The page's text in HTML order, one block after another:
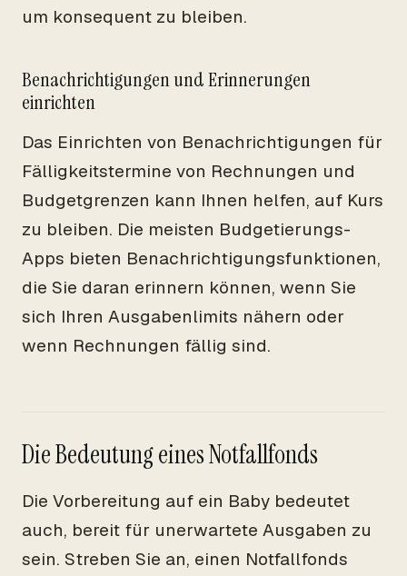
um konsequent zu bleiben.
Benachrichtigungen und Erinnerungen
einrichten
Das Einrichten von Benachrichtigungen für
Fälligkeitstermine von Rechnungen und
Budgetgrenzen kann Ihnen helfen, auf Kurs
zu bleiben. Die meisten Budgetierungs-
Apps bieten Benachrichtigungsfunktionen,
die Sie daran erinnern können, wenn Sie
sich Ihren Ausgabenlimits nähern oder
wenn Rechnungen fällig sind.
Die Bedeutung eines Notfallfonds
Die Vorbereitung auf ein Baby bedeutet
auch, bereit für unerwartete Ausgaben zu
sein. Streben Sie an, einen Notfallfonds